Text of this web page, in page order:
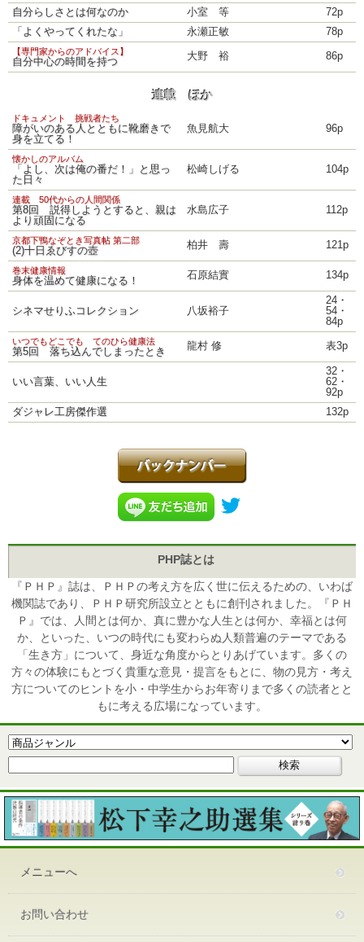
自分らしさとは何なのか
小室 等
72p
「よくやってくれたな」
永瀬正敏 78p
【専門家からのアドバイス】
自分中心の時間を持つ 大野 裕 86p
連載 ほか
ドキュメント 挑戦者たち
障がいのある人とともに靴磨きで
身を立てる！
魚見航大 96p
懐かしのアルバム
「よし、次は俺の番だ！」と思っ
た日々
松崎しげる 104p
連載 50代からの人間関係
第8回 説得しようとすると、親は
より頑固になる
水島広子 112p
京都下鴨なぞとき写真帖 第二部
(2)十日ゑびすの壺 柏井 壽 121p
巻末健康情報
身体を温めて健康になる！ 石原結實 134p
シネマせりふコレクション 八坂裕子
24・
54・
84p
いつでもどこでも てのひら健康法
第5回 落ち込んでしまったとき 龍村 修 表3p
いい言葉、いい人生
32・
62・
92p
ダジャレ工房傑作選
132p
PHP誌とは
『ＰＨＰ』誌は、ＰＨＰの考え方を広く世に伝えるための、いわば
機関誌であり、ＰＨＰ研究所設立とともに創刊されました。『ＰＨ
Ｐ』では、人間とは何か、真に豊かな人生とは何か、幸福とは何
か、といった、いつの時代にも変わらぬ人類普遍のテーマである
「生き方」について、身近な角度からとりあげています。多くの
方々の体験にもとづく貴重な意見・提言をもとに、物の見方・考え
方についてのヒントを小・中学生からお年寄りまで多くの読者とと
もに考える広場になっています。
メニューへ
お問い合わせ